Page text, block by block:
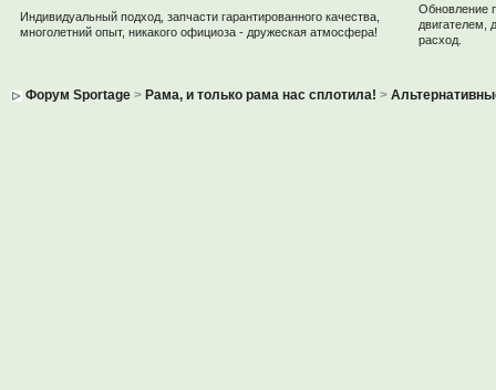
Индивидуальный подход, запчасти гарантированного качества,
многолетний опыт, никакого официоза - дружеская атмосфера!
Обновление
двигателем,
расход.
Форум Sportage> Рама, и только рама нас сплотила! >